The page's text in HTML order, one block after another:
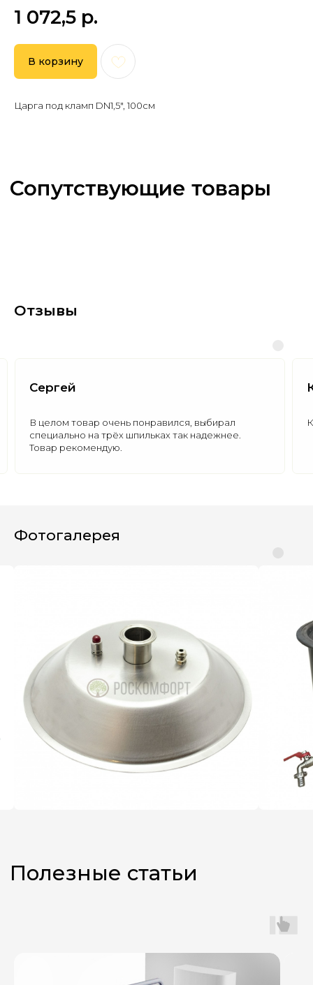
1 072,5 р.
В корзину
Царга под кламп DN1,5", 100см
Отзывы
Сергей
В целом товар очень понравился, выбирал
специально на трёх шпильках так надежнее.
Товар рекомендую.
Фотогалерея
Полезные статьи
Оставьте заявку, и наш